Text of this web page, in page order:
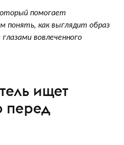
помогает
понять, как выглядит образ
вовлеченного
ищет